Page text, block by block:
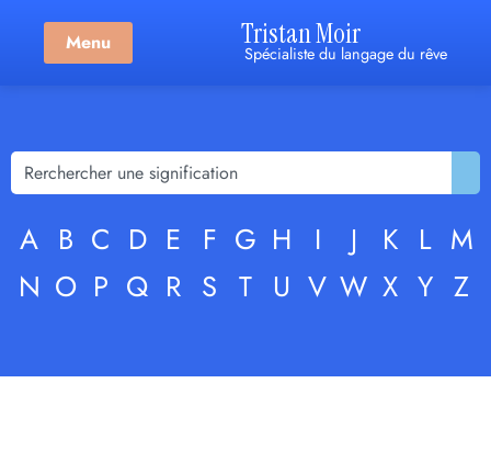
Menu Tristan Moir
Spécialiste du langage du rêve
A B C D E F G H I J K L M
N O P Q R S T U V W X Y Z